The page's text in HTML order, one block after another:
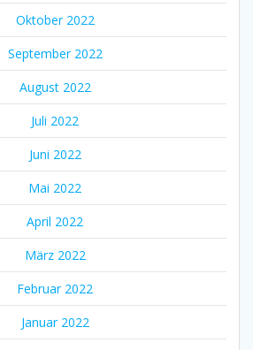
Oktober 2022
September 2022
August 2022
Juli 2022
Juni 2022
Mai 2022
April 2022
März 2022
Februar 2022
Januar 2022